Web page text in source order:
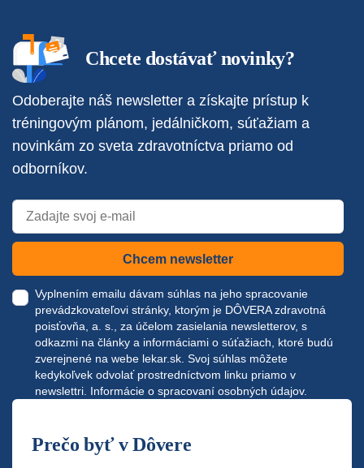
Chcete dostávať novinky?
Odoberajte náš newsletter a získajte prístup k
tréningovým plánom, jedálničkom, súťažiam a
novinkám zo sveta zdravotníctva priamo od
odborníkov.
Chcem newsletter
Vyplnením emailu dávam súhlas na jeho spracovanie
prevádzkovateľovi stránky, ktorým je DÔVERA zdravotná
poisťovňa, a. s., za účelom zasielania newsletterov, s
odkazmi na články a informáciami o súťažiach, ktoré budú
zverejnené na webe lekar.sk. Svoj súhlas môžete
kedykoľvek odvolať prostredníctvom linku priamo v
newslettri. Informácie o spracovaní osobných údajov.
Prečo byť v Dôvere